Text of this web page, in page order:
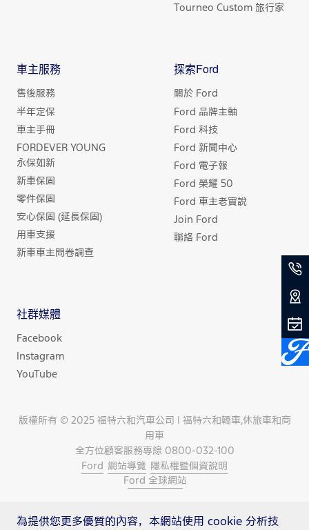
Tourneo Custom 旅行家
車主服務
售後服務
半年定保
車主手冊
FORDEVER YOUNG
永保如新
新車保固
零件保固
安心保固 (延長保固)
用車支援
新車車主問卷調查
探索Ford
關於 Ford
Ford 品牌主軸
Ford 科技
Ford 新聞中心
Ford 電子報
Ford 榮耀 50
Ford 車主老實說
Join Ford
聯絡 Ford
社群媒體
Facebook
Instagram
YouTube
版權所有 © 2025 福特六和汽車公司 | 福特六和轎車,休旅車和商
用車
全方位顧客服務專線 0800-032-100
Ford 網站導覽 隱私權暨個資說明
Ford 全球網站
為提供您更多優質的內容，本網站使用 cookie 分析技